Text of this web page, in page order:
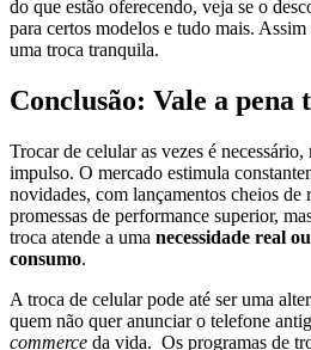
do que estão oferecendo, veja se o
para certos modelos e tudo mais.
uma troca tranquila.
Conclusão: Vale a
Trocar de celular as vezes é
impulso. O mercado estimula
novidades, com lançamentos cheios de
promessas de performance superior,
troca atende a uma necessidade real
consumo.
A troca de celular pode até ser uma
quem não quer anunciar o telefone
commerce da vida. Os programas de